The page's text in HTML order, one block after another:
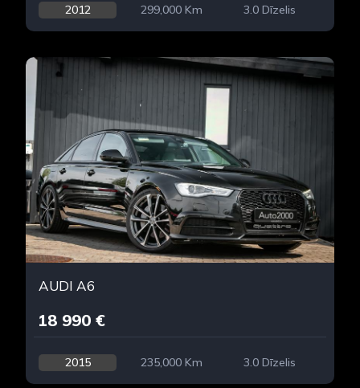
2012 299,000 Km 3.0 Dīzelis
AUDI A6
18 990 €
2015 235,000 Km 3.0 Dīzelis